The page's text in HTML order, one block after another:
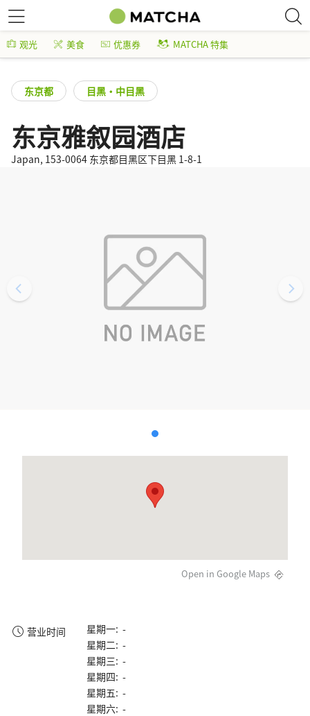
观光 美食 优惠券 MATCHA 特集
东京都 目黑・中目黑
东京雅叙园酒店
Japan, 153-0064 东京都目黑区下目黑 1-8-1
Open in Google Maps
营业时间
星期一: -
星期二: -
星期三: -
星期四: -
星期五: -
星期六: -